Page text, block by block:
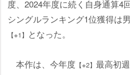
度、2024年度に続く自身通算4
シングルランキング1位獲得は
【※1】 となった。
本作は、今年度 【※2】 最高初